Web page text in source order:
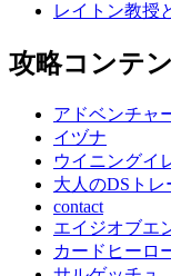
レイトン教授
攻略コンテ
アドベンチャ
イヅナ
ウイニングイ
大人のDSトレ
contact
エイジオブエ
カードヒーロ